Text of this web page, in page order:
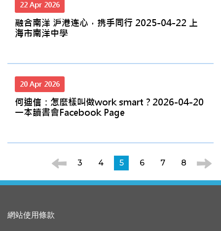
22 Apr 2026
融合南洋 沪港连心，携手同行 2025-04-22 上
海市南洋中學
20 Apr 2026
何迪信：怎麼樣叫做work smart？2026-04-20
一本讀書會Facebook Page
3 4 5 6 7 8
網站使用條款